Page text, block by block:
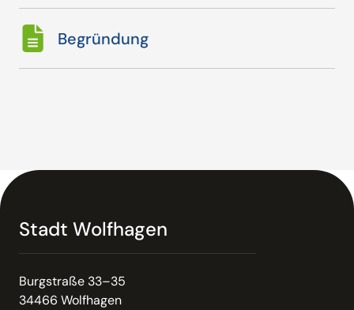
Begründung
Stadt Wolfhagen
Burgstraße 33–35
34466 Wolfhagen